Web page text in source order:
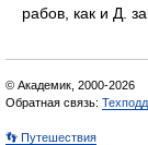
рабов, как и Д.
© Академик, 2000-2026
Обратная связь:
👣 Путешествия